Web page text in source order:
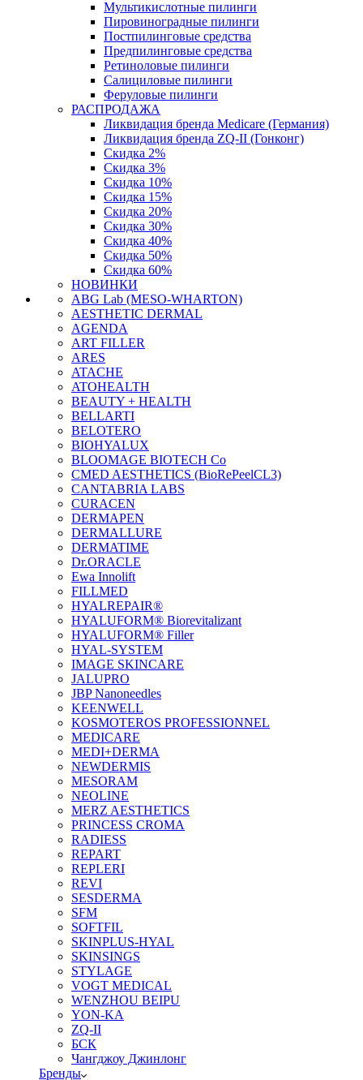
Мультикислотные пилинги
Пировиноградные пилинги
Постпилинговые средства
Предпилинговые средства
Ретиноловые пилинги
Салициловые пилинги
Феруловые пилинги
РАСПРОДАЖА
Ликвидация бренда Medicare (Германия)
Ликвидация бренда ZQ-II (Гонконг)
Скидка 2%
Скидка 3%
Скидка 10%
Скидка 15%
Скидка 20%
Скидка 30%
Скидка 40%
Скидка 50%
Скидка 60%
НОВИНКИ
ABG Lab (MESO-WHARTON)
AESTHETIC DERMAL
AGENDA
ART FILLER
ARES
ATACHE
ATOHEALTH
BEAUTY + HEALTH
BELLARTI
BELOTERO
BIOHYALUX
BLOOMAGE BIOTECH Co
CMED AESTHETICS (BioRePeelCL3)
CANTABRIA LABS
CURACEN
DERMAPEN
DERMALLURE
DERMATIME
Dr.ORACLE
Ewa Innolift
FILLMED
НYALREPAIR®
HYALUFORM® Biorevitalizant
HYALUFORM® Filler
HYAL-SYSTEM
IMAGE SKINCARE
JALUPRO
JBP Nanoneedles
KEENWELL
KOSMOTEROS PROFESSIONNEL
MEDICARE
MEDI+DERMA
NEWDERMIS
MESORAM
NEOLINE
MERZ AESTHETICS
PRINCESS CROMA
RADIESS
REPART
REPLERI
REVI
SESDERMA
SFM
SOFTFIL
SKINPLUS-HYAL
SKINSINGS
STYLAGE
VOGT MEDICAL
WENZHOU BEIPU
YON-KA
ZQ-II
БСК
Чангджоу Джинлонг
Бренды